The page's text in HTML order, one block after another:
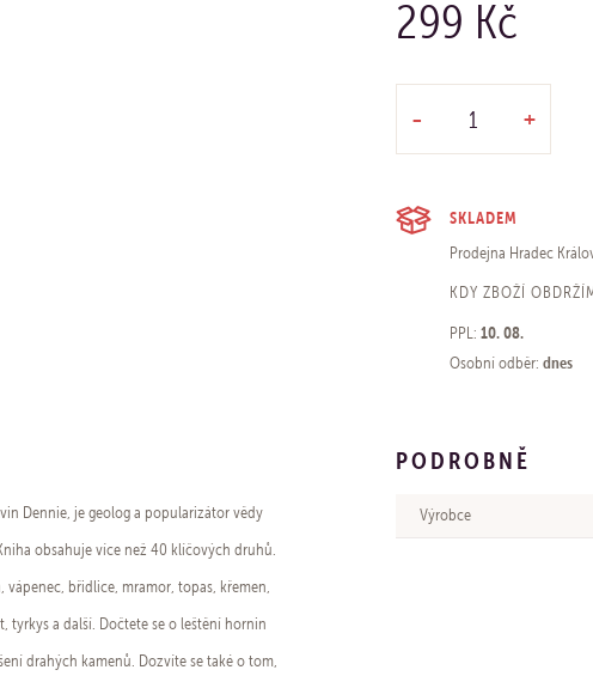
299 Kč
- +
SKLADEM
Prodejna Hradec
KDY ZBOŽÍ
PPL:10. 08.
Osobní odběr:dnes
Dennie, je geolog a popularizátor vědy
obsahuje více než 40 klíčových druhů.
vápenec, břidlice, mramor, topas, křemen,
tyrkys a další. Dočtete se o leštění hornin
drahých kamenů. Dozvíte se také o tom,
PODROBNĚ
Výrobce